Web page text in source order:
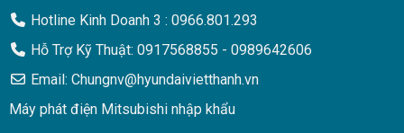
Hotline Kinh Doanh 3 : 0966.801.293
Hỗ Trợ Kỹ Thuật: 0917568855 - 0989642606
Email: Chungnv@hyundaivietthanh.vn
Máy phát điện Mitsubishi nhập khẩu